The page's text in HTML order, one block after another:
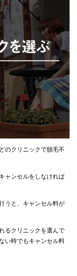
のクリニックで脱毛不
ャンセルをしなければ
うと、キャンセル料が
るクリニックを選んで
い時でもキャンセル料